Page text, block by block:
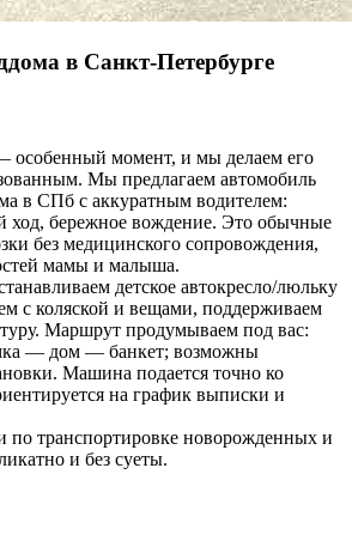
в Санкт‑Петербурге
особенный момент, и мы делаем его
Мы предлагаем автомобиль
в СПб с аккуратным водителем:
ход, бережное вождение. Это обычные
без медицинского сопровождения,
мамы и малыша.
детское автокресло/люльку
с коляской и вещами, поддерживаем
Маршрут продумываем под вас:
— дом — банкет; возможны
Машина подается точно ко
на график выписки и
по транспортировке новорожденных и
и без суеты.